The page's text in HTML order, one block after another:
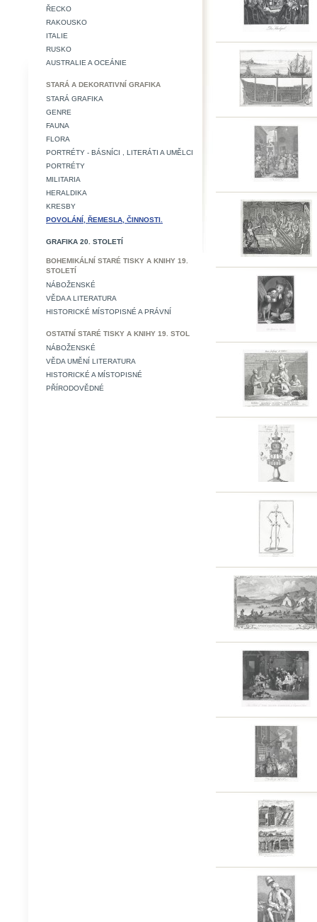
ŘECKO
RAKOUSKO
ITALIE
RUSKO
AUSTRALIE A OCEÁNIE
STARÁ A DEKORATIVNÍ GRAFIKA
STARÁ GRAFIKA
GENRE
FAUNA
FLORA
PORTRÉTY - BÁSNÍCI , LITERÁTI A UMĚLCI
PORTRÉTY
MILITARIA
HERALDIKA
KRESBY
POVOLÁNÍ, ŘEMESLA, ČINNOSTI.
GRAFIKA 20. STOLETÍ
BOHEMIKÁLNÍ STARÉ TISKY A KNIHY 19.
STOLETÍ
NÁBOŽENSKÉ
VĚDA A LITERATURA
HISTORICKÉ MÍSTOPISNÉ A PRÁVNÍ
OSTATNÍ STARÉ TISKY A KNIHY 19. STOL
NÁBOŽENSKÉ
VĚDA UMĚNÍ LITERATURA
HISTORICKÉ A MÍSTOPISNÉ
PŘÍRODOVĚDNÉ